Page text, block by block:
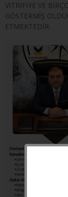
VİTRİFİYE VE
GÖSTERMİŞ
ETMEKTEDİR.